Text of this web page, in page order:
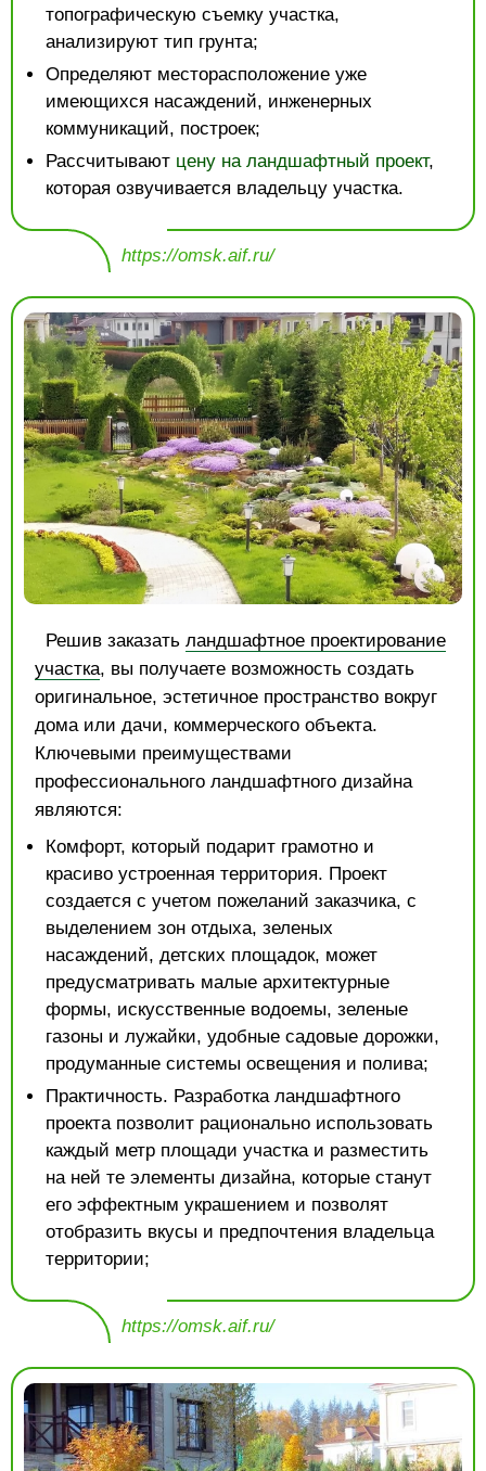
топографическую съемку участка,
анализируют тип грунта;
Определяют месторасположение уже
имеющихся насаждений, инженерных
коммуникаций, построек;
Рассчитывают цену на ландшафтный проект,
которая озвучивается владельцу участка.
https://omsk.aif.ru/
Решив заказать ландшафтное проектирование
участка, вы получаете возможность создать
оригинальное, эстетичное пространство вокруг
дома или дачи, коммерческого объекта.
Ключевыми преимуществами
профессионального ландшафтного дизайна
являются:
Комфорт, который подарит грамотно и
красиво устроенная территория. Проект
создается с учетом пожеланий заказчика, с
выделением зон отдыха, зеленых
насаждений, детских площадок, может
предусматривать малые архитектурные
формы, искусственные водоемы, зеленые
газоны и лужайки, удобные садовые дорожки,
продуманные системы освещения и полива;
Практичность. Разработка ландшафтного
проекта позволит рационально использовать
каждый метр площади участка и разместить
на ней те элементы дизайна, которые станут
его эффектным украшением и позволят
отобразить вкусы и предпочтения владельца
территории;
https://omsk.aif.ru/